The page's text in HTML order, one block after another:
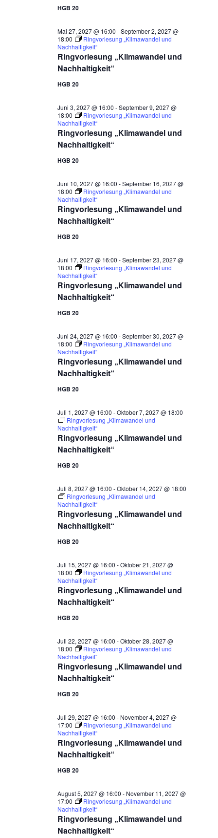
HGB 20
Ringvorlesung „Klimawandel und
Nachhaltigkeit“
Mai 27, 2027 @ 16:00 -September 2, 2027 @
18:00
Ringvorlesung „Klimawandel und
Nachhaltigkeit“
HGB 20
Ringvorlesung „Klimawandel und
Nachhaltigkeit“
Juni 3, 2027 @ 16:00 -September 9, 2027 @
18:00
Ringvorlesung „Klimawandel und
Nachhaltigkeit“
HGB 20
Ringvorlesung „Klimawandel und
Nachhaltigkeit“
Juni 10, 2027 @ 16:00 -September 16, 2027 @
18:00
Ringvorlesung „Klimawandel und
Nachhaltigkeit“
HGB 20
Ringvorlesung „Klimawandel und
Nachhaltigkeit“
Juni 17, 2027 @ 16:00 -September 23, 2027 @
18:00
Ringvorlesung „Klimawandel und
Nachhaltigkeit“
HGB 20
Ringvorlesung „Klimawandel und
Nachhaltigkeit“
Juni 24, 2027 @ 16:00 -September 30, 2027 @
18:00
Ringvorlesung „Klimawandel und
Nachhaltigkeit“
HGB 20
Ringvorlesung „Klimawandel und
Nachhaltigkeit“
Juli 1, 2027 @ 16:00 -Oktober 7, 2027 @ 18:00
Ringvorlesung „Klimawandel und
Nachhaltigkeit“
HGB 20
Ringvorlesung „Klimawandel und
Nachhaltigkeit“
Juli 8, 2027 @ 16:00 -Oktober 14, 2027 @ 18:00
Ringvorlesung „Klimawandel und
Nachhaltigkeit“
HGB 20
Ringvorlesung „Klimawandel und
Nachhaltigkeit“
Juli 15, 2027 @ 16:00 -Oktober 21, 2027 @
18:00
Ringvorlesung „Klimawandel und
Nachhaltigkeit“
HGB 20
Ringvorlesung „Klimawandel und
Nachhaltigkeit“
Juli 22, 2027 @ 16:00 -Oktober 28, 2027 @
18:00
Ringvorlesung „Klimawandel und
Nachhaltigkeit“
HGB 20
Ringvorlesung „Klimawandel und
Nachhaltigkeit“
Juli 29, 2027 @ 16:00 - November 4, 2027 @
17:00
Ringvorlesung „Klimawandel und
Nachhaltigkeit“
HGB 20
Ringvorlesung „Klimawandel und
Nachhaltigkeit“
August 5, 2027 @ 16:00 - November 11, 2027 @
17:00
Ringvorlesung „Klimawandel und
Nachhaltigkeit“